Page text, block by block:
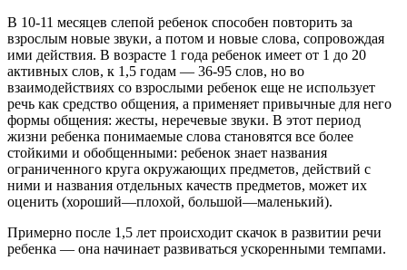
В 10-11 месяцев слепой ребенок способен повторить за
взрослым новые звуки, а потом и новые слова, сопровождая
ими действия. В возрасте 1 года ребенок имеет от 1 до 20
активных слов, к 1,5 годам — 36-95 слов, но во
взаимодействиях со взрослыми ребенок еще не использует
речь как средство общения, а применяет привычные для него
формы общения: жесты, неречевые звуки. В этот период
жизни ребенка понимаемые слова становятся все более
стойкими и обобщенными: ребенок знает названия
ограниченного круга окружающих предметов, действий с
ними и названия отдельных качеств предметов, может их
оценить (хороший—плохой, большой—маленький).
Примерно после 1,5 лет происходит скачок в развитии речи
ребенка — она начинает развиваться ускоренными темпами.